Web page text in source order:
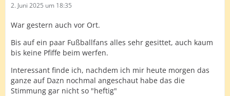
2. Juni 2025 um 18:35
War gestern auch vor Ort.
Bis auf ein paar Fußballfans alles sehr gesittet, auch kaum
bis keine Pfiffe beim werfen.
Interessant finde ich, nachdem ich mir heute morgen das
ganze auf Dazn nochmal angeschaut habe das die
Stimmung gar nicht so "heftig"